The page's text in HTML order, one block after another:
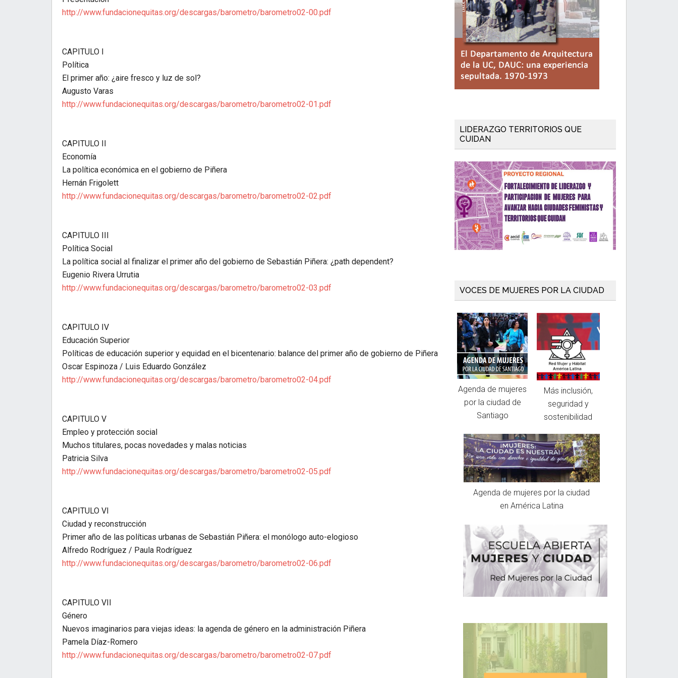
http://www.fundacionequitas.org/descargas/barometro/barometro02-00.pdf
CAPITULO I
Política
El primer año: ¿aire fresco y luz de sol?
Augusto Varas
http://www.fundacionequitas.org/descargas/barometro/barometro02-01.pdf
CAPITULO II
Economía
La política económica en el gobierno de Piñera
Hernán Frigolett
http://www.fundacionequitas.org/descargas/barometro/barometro02-02.pdf
CAPITULO III
Política Social
La política social al finalizar el primer año del gobierno de Sebastián Piñera: ¿path dependent?
Eugenio Rivera Urrutia
http://www.fundacionequitas.org/descargas/barometro/barometro02-03.pdf
CAPITULO IV
Educación Superior
Políticas de educación superior y equidad en el bicentenario: balance del primer año de gobierno de Piñera
Oscar Espinoza / Luis Eduardo González
http://www.fundacionequitas.org/descargas/barometro/barometro02-04.pdf
CAPITULO V
Empleo y protección social
Muchos titulares, pocas novedades y malas noticias
Patricia Silva
http://www.fundacionequitas.org/descargas/barometro/barometro02-05.pdf
CAPITULO VI
Ciudad y reconstrucción
Primer año de las políticas urbanas de Sebastián Piñera: el monólogo auto-elogioso
Alfredo Rodríguez / Paula Rodríguez
http://www.fundacionequitas.org/descargas/barometro/barometro02-06.pdf
CAPITULO VII
Género
Nuevos imaginarios para viejas ideas: la agenda de género en la administración Piñera
Pamela Díaz-Romero
http://www.fundacionequitas.org/descargas/barometro/barometro02-07.pdf
LIDERAZGO TERRITORIOS QUE
CUIDAN
VOCES DE MUJERES POR LA CIUDAD
Agenda de mujeres
por la ciudad de
Santiago
Más inclusión,
seguridad y
sostenibilidad
Agenda de mujeres por la ciudad
en América Latina